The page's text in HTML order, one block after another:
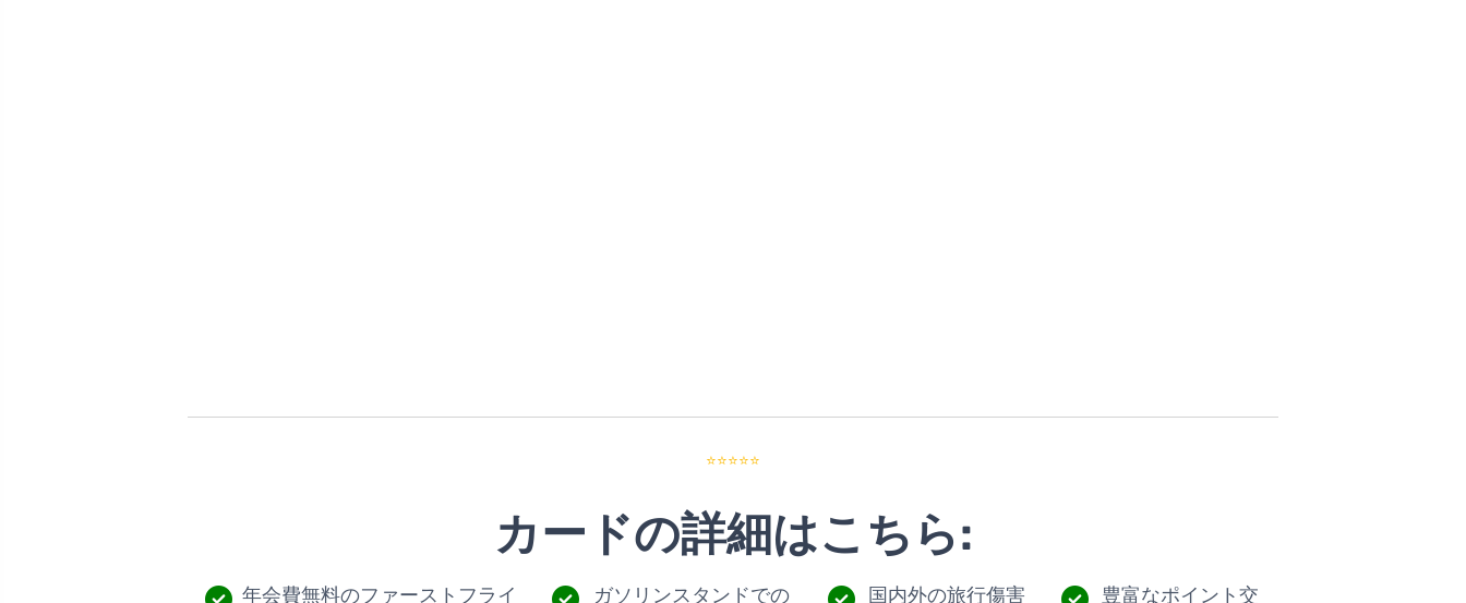
⭐⭐⭐⭐⭐
カードの詳細はこちら:
年会費無料のファーストフライ
ガソリンスタンドでの
国内外の旅行傷害
豊富なポイント交